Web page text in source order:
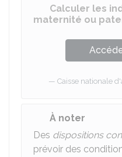
Calculer les
maternité ou
Caisse nationale
À noter
Des dispositions
prévoir des